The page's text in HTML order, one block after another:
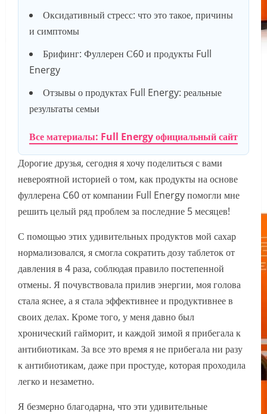
Оксидативный стресс: что это такое, причины
и симптомы
Брифинг: Фуллерен С60 и продукты Full
Energy
Отзывы о продуктах Full Energy: реальные
результаты семьи
Все материалы: Full Energy официальный сайт
Дорогие друзья, сегодня я хочу поделиться с вами
невероятной историей о том, как продукты на основе
фуллерена C60 от компании Full Energy помогли мне
решить целый ряд проблем за последние 5 месяцев!
С помощью этих удивительных продуктов мой сахар
нормализовался, я смогла сократить дозу таблеток от
давления в 4 раза, соблюдая правило постепенной
отмены. Я почувствовала прилив энергии, моя голова
стала яснее, а я стала эффективнее и продуктивнее в
своих делах. Кроме того, у меня давно был
хронический гайморит, и каждой зимой я прибегала к
антибиотикам. За все это время я не прибегала ни разу
к антибиотикам, даже при простуде, которая проходила
легко и незаметно.
Я безмерно благодарна, что эти удивительные